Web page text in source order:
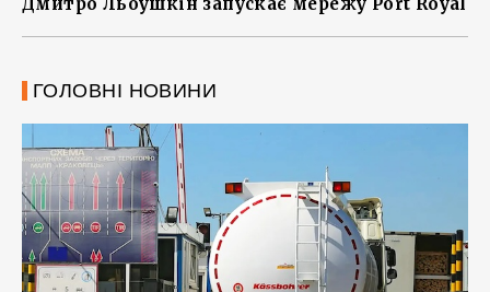
ГОЛОВНІ НОВИНИ